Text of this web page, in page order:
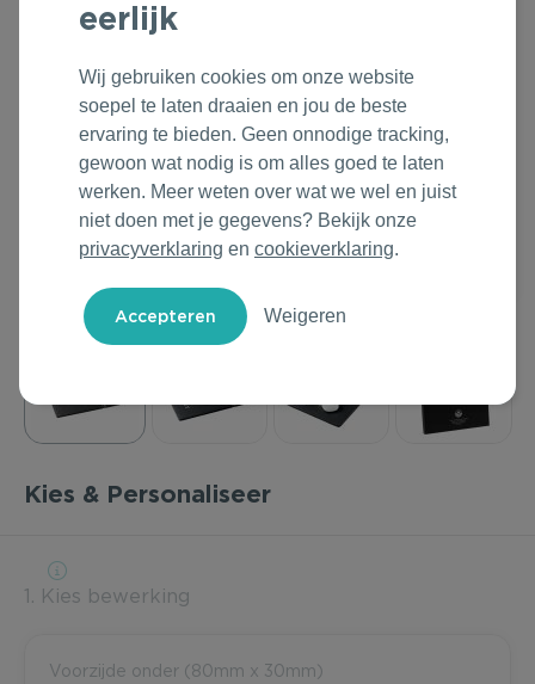
Outdoor & Vrije tijd
Technologie & Gadgets
Home & Living
Duurzame Bestsellers
Daarom Duurzaam
Groene Lente Dagen
Oranjefeest
Vakantie & Zomer
Back to Routine
Herfstmomenten
Sinterklaas
Kerst & Eindejaar
Rituals
Roll'Eat
Samsonite
Stanley/Stella
Tony's Chocolonely
Kies & Personaliseer
1. Kies bewerking
Voorzijde onder (80mm x 30mm)
eerlijk
Wij gebruiken cookies om onze website
soepel te laten draaien en jou de beste
ervaring te bieden. Geen onnodige tracking,
gewoon wat nodig is om alles goed te laten
werken. Meer weten over wat we wel en juist
niet doen met je gegevens? Bekijk onze
privacyverklaring en cookieverklaring.
Weigeren